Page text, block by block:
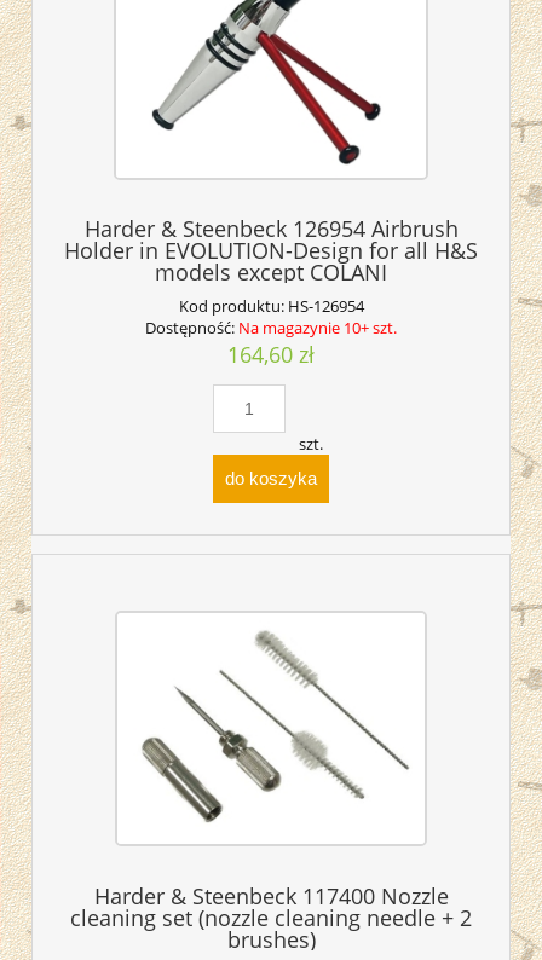
Harder & Steenbeck 126954 Airbrush
Holder in EVOLUTION-Design for all H&S
models except COLANI
Kod produktu: HS-126954
Dostępność: Na magazynie 10+ szt.
164,60 zł
szt.
do koszyka
Harder & Steenbeck 117400 Nozzle
cleaning set (nozzle cleaning needle + 2
brushes)